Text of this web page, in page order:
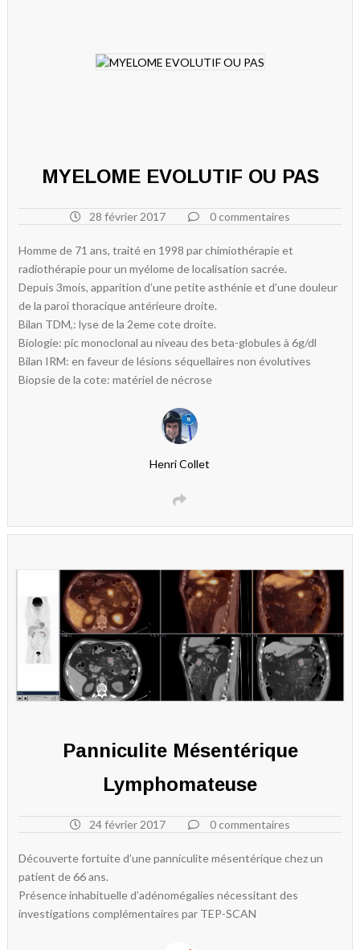
MYELOME EVOLUTIF OU PAS
28 février 2017 0 commentaires
Homme de 71 ans, traité en 1998 par chimiothérapie et
radiothérapie pour un myélome de localisation sacrée.
Depuis 3mois, apparition d’une petite asthénie et d’une douleur
de la paroi thoracique antérieure droite.
Bilan TDM,: lyse de la 2eme cote droite.
Biologie: pic monoclonal au niveau des beta-globules à 6g/dl
Bilan IRM: en faveur de lésions séquellaires non évolutives
Biopsie de la cote: matériel de nécrose
Henri Collet
Panniculite Mésentérique
Lymphomateuse
24 février 2017 0 commentaires
Découverte fortuite d’une panniculite mésentérique chez un
patient de 66 ans.
Présence inhabituelle d’adénomégalies nécessitant des
investigations complémentaires par TEP-SCAN